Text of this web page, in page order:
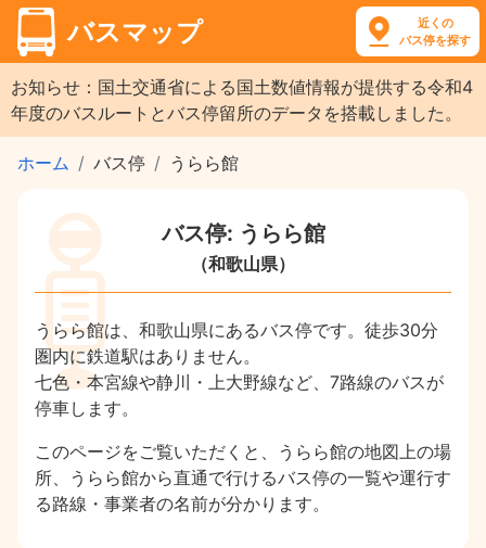
バスマップ
近くの
バス停を探す
お知らせ：国土交通省による国土数値情報が提供する令和4
年度のバスルートとバス停留所のデータを搭載しました。
ホーム バス停 うらら館
バス停: うらら館
（和歌山県）
うらら館は、和歌山県にあるバス停です。徒歩30分
圏内に鉄道駅はありません。
七色・本宮線や静川・上大野線など、7路線のバスが
停車します。
このページをご覧いただくと、うらら館の地図上の場
所、うらら館から直通で行けるバス停の一覧や運行す
る路線・事業者の名前が分かります。